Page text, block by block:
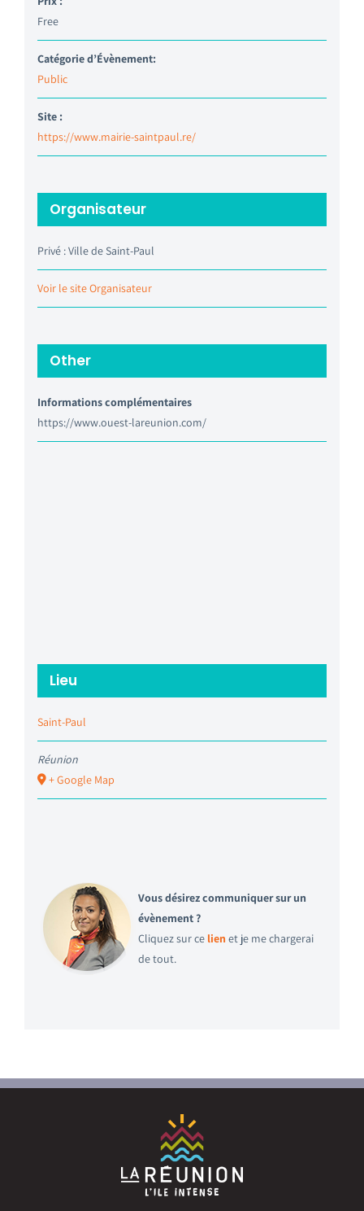
Free
Catégorie d’Évènement:
Public
Site :
https://www.mairie-saintpaul.re/
Organisateur
Privé : Ville de Saint-Paul
Voir le site Organisateur
Other
Informations complémentaires
https://www.ouest-lareunion.com/
Lieu
Saint-Paul
Réunion
+ Google Map
Vous désirez communiquer sur un
évènement ?
Cliquez sur ce lien et je me chargerai
de tout.